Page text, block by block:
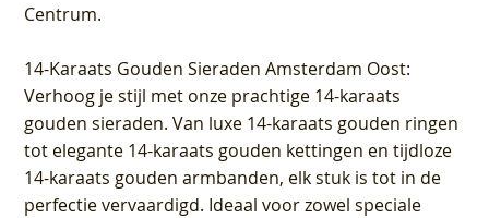
Centrum.
14-Karaats Gouden Sieraden Amsterdam Oost:
Verhoog je stijl met onze prachtige 14-karaats
gouden sieraden. Van luxe 14-karaats gouden ringen
tot elegante 14-karaats gouden kettingen en tijdloze
14-karaats gouden armbanden, elk stuk is tot in de
perfectie vervaardigd. Ideaal voor zowel speciale